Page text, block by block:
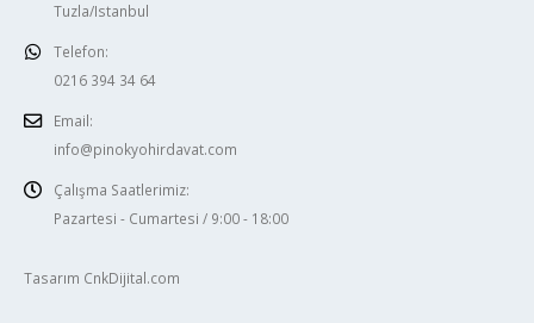
Tuzla/Istanbul
Telefon:
0216 394 34 64
Email:
info@pinokyohirdavat.com
Çalışma Saatlerimiz:
Pazartesi - Cumartesi / 9:00 - 18:00
Tasarım CnkDijital.com